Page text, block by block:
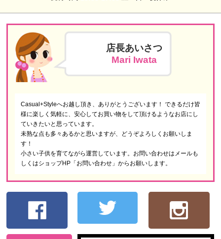
店長あいさつ
Mari Iwata
Casual+Styleへお越し頂き、ありがとうございます！ できるだけ皆
様に楽しく気軽に、安心してお買い物をして頂けるようなお店にし
ていきたいと思っています。
未熟な点も多々あるかと思いますが、どうぞよろしくお願いしま
す！
小さい子供を育てながら運営しています。お問い合わせはメールも
しくはショップHP「お問い合わせ」からお願いします。